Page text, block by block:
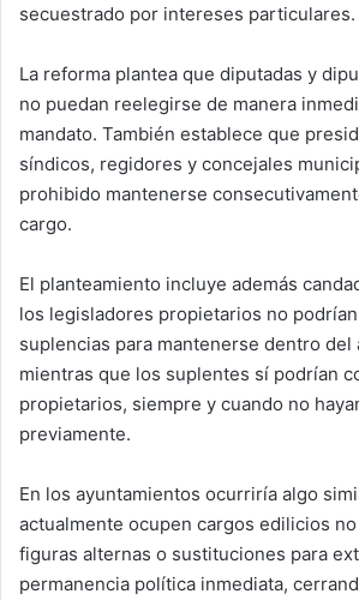
secuestrado por intereses particulares.
La reforma plantea que diputadas y
no puedan reelegirse de manera
mandato. También establece que
síndicos, regidores y concejales
prohibido mantenerse
cargo.
El planteamiento incluye además
los legisladores propietarios no podrían
suplencias para mantenerse dentro del
mientras que los suplentes sí podrían
propietarios, siempre y cuando no
previamente.
En los ayuntamientos ocurriría algo
actualmente ocupen cargos edilicios
figuras alternas o sustituciones para
permanencia política inmediata,